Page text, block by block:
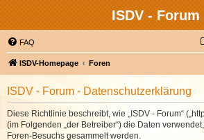
ISDV - Forum
FAQ
ISDV-Homepage Foren
ISDV - Forum - Datenschutzerklärung
Diese Richtlinie beschreibt, wie „ISDV - Forum“
(im Folgenden „der Betreiber“) die Daten
Foren-Besuchs gesammelt werden.